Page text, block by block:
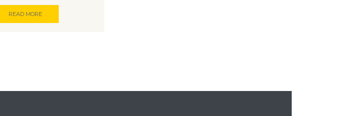
READ MORE